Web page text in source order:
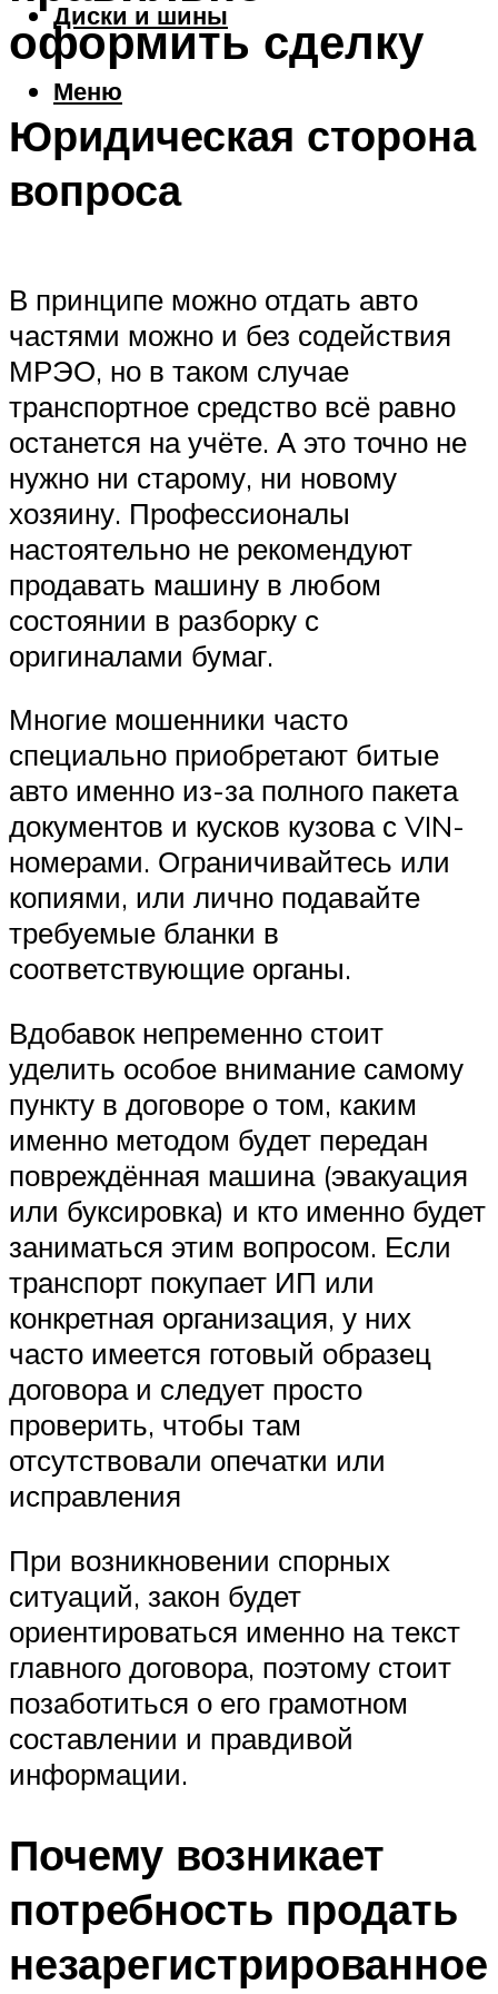
Диски и шины
Меню
оформить сделку
Юридическая сторона
вопроса
В принципе можно отдать авто
частями можно и без содействия
МРЭО, но в таком случае
транспортное средство всё равно
останется на учёте. А это точно не
нужно ни старому, ни новому
хозяину. Профессионалы
настоятельно не рекомендуют
продавать машину в любом
состоянии в разборку с
оригиналами бумаг.
Многие мошенники часто
специально приобретают битые
авто именно из-за полного пакета
документов и кусков кузова с VIN-
номерами. Ограничивайтесь или
копиями, или лично подавайте
требуемые бланки в
соответствующие органы.
Вдобавок непременно стоит
уделить особое внимание самому
пункту в договоре о том, каким
именно методом будет передан
повреждённая машина (эвакуация
или буксировка) и кто именно будет
заниматься этим вопросом. Если
транспорт покупает ИП или
конкретная организация, у них
часто имеется готовый образец
договора и следует просто
проверить, чтобы там
отсутствовали опечатки или
исправления
При возникновении спорных
ситуаций, закон будет
ориентироваться именно на текст
главного договора, поэтому стоит
позаботиться о его грамотном
составлении и правдивой
информации.
Почему возникает
потребность продать
незарегистрированное